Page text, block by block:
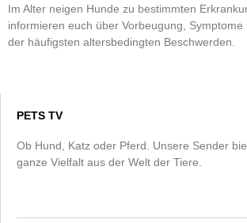
Im Alter neigen Hunde zu bestimmten
informieren euch über Vorbeugung, Symptome
der häufigsten altersbedingten Beschwerden.
PETS TV
Ob Hund, Katz oder Pferd. Unsere Sender
ganze Vielfalt aus der Welt der Tiere.